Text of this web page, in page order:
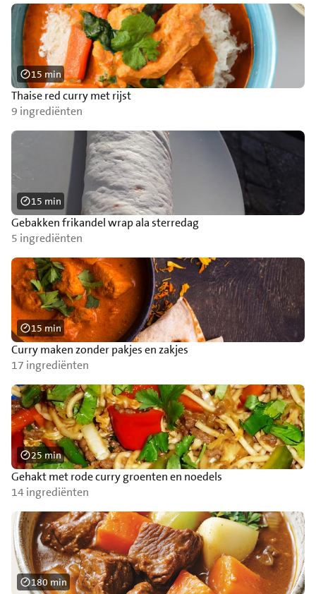
Thaise red curry met rijst
9 ingrediënten
15 min
Gebakken frikandel wrap ala sterredag
5 ingrediënten
15 min
Curry maken zonder pakjes en zakjes
17 ingrediënten
15 min
Gehakt met rode curry groenten en noedels
14 ingrediënten
25 min
180 min